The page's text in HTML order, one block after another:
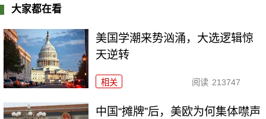
大家都在看
美国学潮来势汹涌，大选逻辑惊
天逆转
相关 阅读 213747
中国“摊牌”后，美欧为何集体噤声